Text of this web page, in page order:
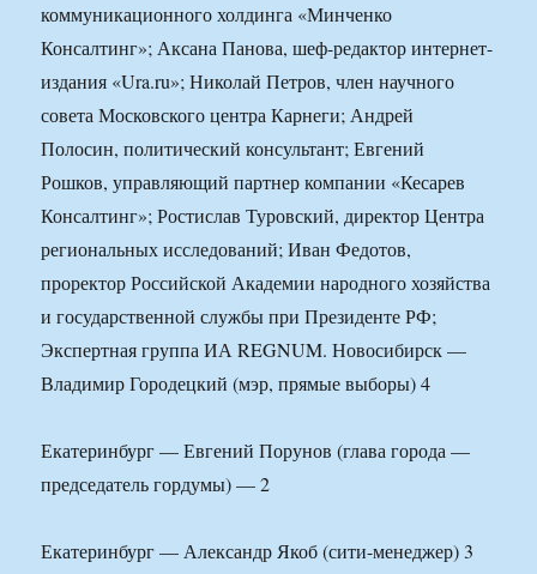
коммуникационного холдинга «Минченко
Консалтинг»; Аксана Панова, шеф-редактор интернет-
издания «Ura.ru»; Николай Петров, член научного
совета Московского центра Карнеги; Андрей
Полосин, политический консультант; Евгений
Рошков, управляющий партнер компании «Кесарев
Консалтинг»; Ростислав Туровский, директор Центра
региональных исследований; Иван Федотов,
проректор Российской Академии народного хозяйства
и государственной службы при Президенте РФ;
Экспертная группа ИА REGNUM. Новосибирск —
Владимир Городецкий (мэр, прямые выборы) 4
Екатеринбург — Евгений Порунов (глава города —
председатель гордумы) — 2
Екатеринбург — Александр Якоб (сити-менеджер) 3